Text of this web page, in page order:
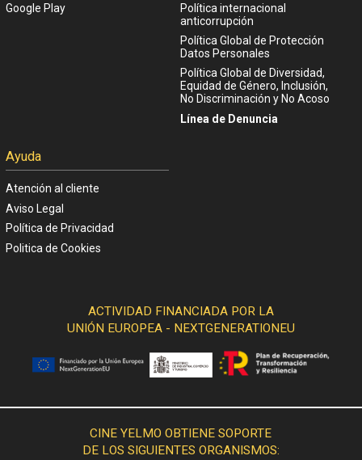
Google Play
Política internacional
anticorrupción
Política Global de Protección
Datos Personales
Política Global de Diversidad,
Equidad de Género, Inclusión,
No Discriminación y No Acoso
Línea de Denuncia
Ayuda
Atención al cliente
Aviso Legal
Política de Privacidad
Politica de Cookies
ACTIVIDAD FINANCIADA POR LA
UNIÓN EUROPEA - NEXTGENERATIONEU
CINE YELMO OBTIENE SOPORTE
DE LOS SIGUIENTES ORGANISMOS: